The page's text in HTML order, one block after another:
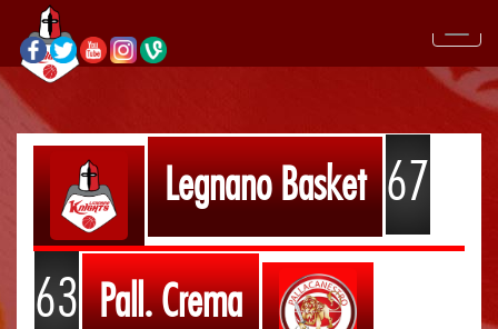
Legnano Basket 67
63 Pall. Crema